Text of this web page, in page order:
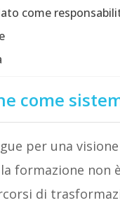
come
come
per una
formazione non
di